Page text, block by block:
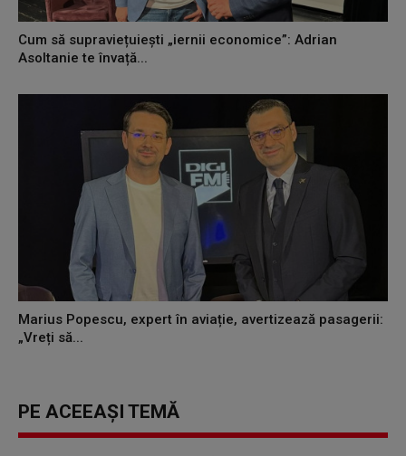
Cum să supraviețuiești „iernii economice”: Adrian
Asoltanie te învață...
Marius Popescu, expert în aviație, avertizează pasagerii:
„Vreți să...
PE ACEEAȘI TEMĂ